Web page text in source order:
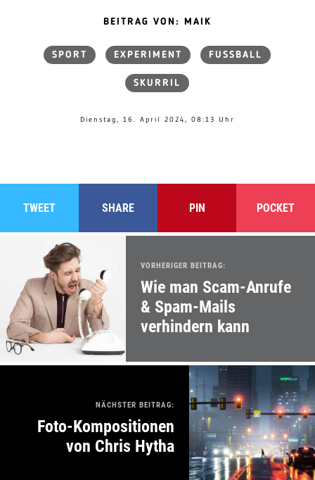
BEITRAG VON: MAIK
SPORT EXPERIMENT FUSSBALL
SKURRIL
Dienstag, 16. April 2024, 08:13 Uhr
TWEET SHARE PIN POCKET
VORHERIGER BEITRAG:
Wie man Scam-Anrufe
& Spam-Mails
verhindern kann
NÄCHSTER BEITRAG:
Foto-Kompositionen
von Chris Hytha